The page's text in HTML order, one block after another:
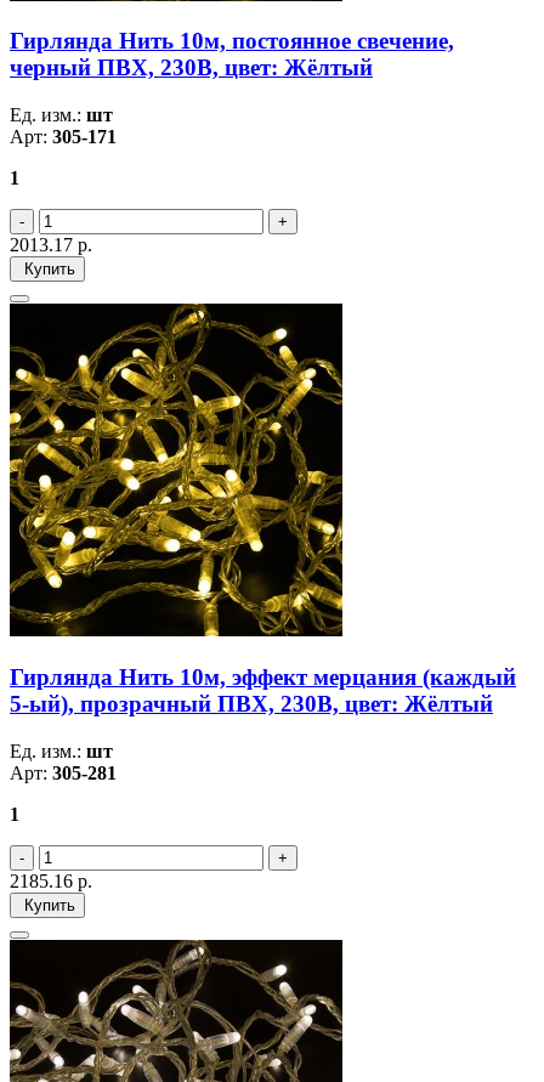
Гирлянда Нить 10м, постоянное свечение,
черный ПВХ, 230В, цвет: Жёлтый
Ед. изм.: шт
Арт: 305-171
1
2013.17 р.
Купить
Гирлянда Нить 10м, эффект мерцания (каждый
5-ый), прозрачный ПВХ, 230В, цвет: Жёлтый
Ед. изм.: шт
Арт: 305-281
1
2185.16 р.
Купить